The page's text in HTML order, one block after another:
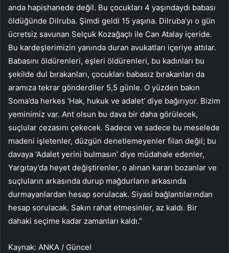
anda hapishanede değil. Bu çocukları 4 yaşındaydı babası
öldüğünde Dilruba. Şimdi geldi 15 yaşına. Dilruba’yı o gün
ücretsiz savunan Selçuk Kozağaçlı ile Can Atalay içeride.
Bu kardeşlerimizin yanında duran avukatları içeriye attılar.
Babasını öldürenleri, eşleri öldürenleri, bu kadınları bu
şekilde dul bırakanları, çocukları babasız bırakanları da
aramıza tekrar gönderdiler 5,5 günle. O yüzden bakın
Soma’da herkes ‘Hak, hukuk ve adalet’ diye bağırıyor. Bizim
yeminimiz var. Ant olsun bu dava bir daha görülecek,
suçlular cezasını çekecek. Sadece ve sadece bu meselede
madeni işletenler, düzgün denetlemeyenler filan değil; bu
davaya ‘Adalet yerini bulmasın’ diye müdahale edenler,
Yargıtay’da heyet değiştirenler, o alınan kararı bozanlar ve
suçluların arkasında durup mağdurların arkasında
durmayanlardan hesap sorulacak. Siyasi bağlantılarından
hesap sorulacak. Sakın rahat etmesinler, az kaldı. Bir
dahaki seçime kadar zamanları kaldı.”
Kaynak: ANKA / Güncel